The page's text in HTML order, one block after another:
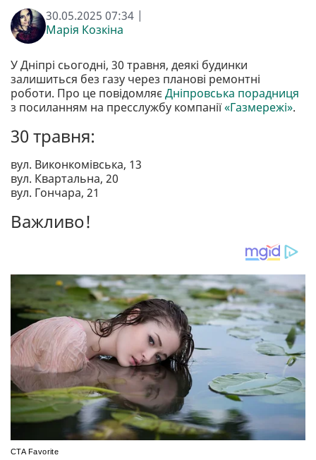
30.05.2025 07:34 |
Марія Козкіна
У Дніпрі сьогодні, 30 травня, деякі будинки
залишиться без газу через планові ремонтні
роботи. Про це повідомляєДніпровська порадниця
з посиланням на пресслужбу компанії«Газмережі».
30 травня:
вул. Виконкомівська, 13
вул. Квартальна, 20
вул. Гончара, 21
Важливо!